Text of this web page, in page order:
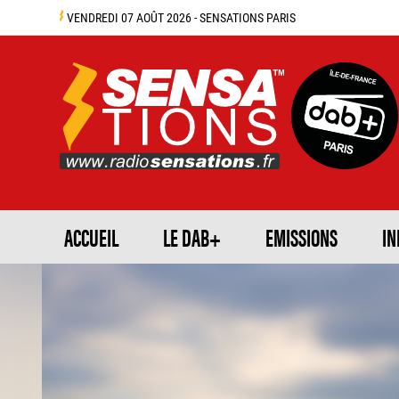
VENDREDI 07 AOÛT 2026 - SENSATIONS PARIS
ACCUEIL LE DAB+ EMISSIONS